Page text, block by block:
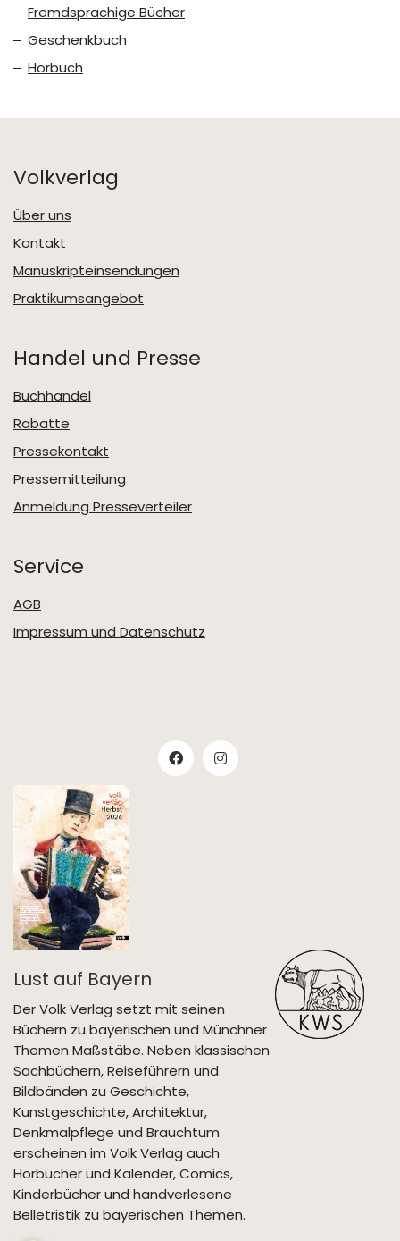
Fremdsprachige Bücher
Geschenkbuch
Hörbuch
Volkverlag
Über uns
Kontakt
Manuskripteinsendungen
Praktikumsangebot
Handel und Presse
Buchhandel
Rabatte
Pressekontakt
Pressemitteilung
Anmeldung Presseverteiler
Service
AGB
Impressum und Datenschutz
Lust auf Bayern
Der Volk Verlag setzt mit seinen
Büchern zu bayerischen und Münchner
Themen Maßstäbe. Neben klassischen
Sachbüchern, Reiseführern und
Bildbänden zu Geschichte,
Kunstgeschichte, Architektur,
Denkmalpflege und Brauchtum
erscheinen im Volk Verlag auch
Hörbücher und Kalender, Comics,
Kinderbücher und handverlesene
Belletristik zu bayerischen Themen.